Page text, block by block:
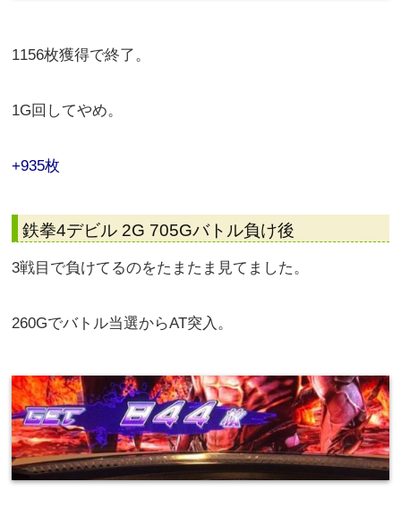
1156枚獲得で終了。
1G回してやめ。
+935枚
鉄拳4デビル 2G 705Gバトル負け後
3戦目で負けてるのをたまたま見てました。
260Gでバトル当選からAT突入。